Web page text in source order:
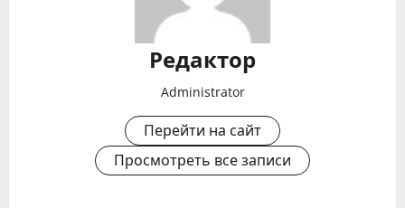
Редактор
Administrator
Перейти на сайт
Просмотреть все записи